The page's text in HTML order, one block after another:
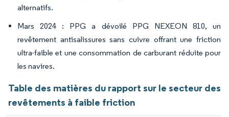
alternatifs.
Mars 2024 : PPG a dévoilé PPG NEXEON 810, un
revêtement antisalissures sans cuivre offrant une friction
ultra-faible et une consommation de carburant réduite pour
les navires.
Table des matières du rapport sur le secteur des
revêtements à faible friction